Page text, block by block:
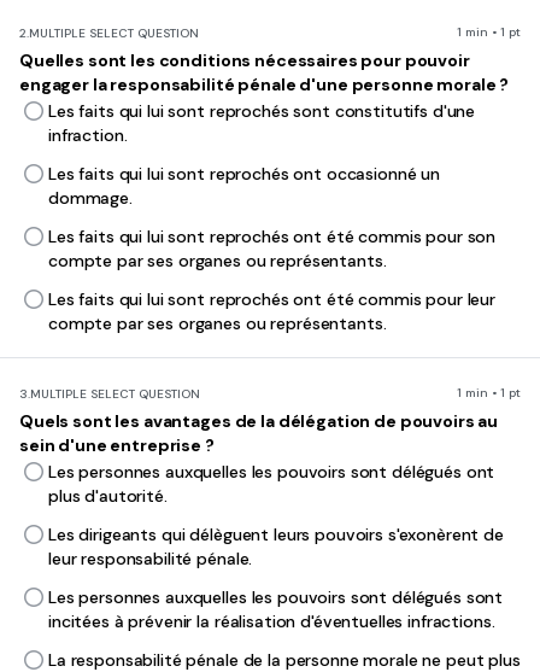
2.MULTIPLE SELECT QUESTION 1 min • 1 pt
Quelles sont les conditions nécessaires pour pouvoir
engager la responsabilité pénale d'une personne morale ?
Les faits qui lui sont reprochés sont constitutifs d'une
infraction.
Les faits qui lui sont reprochés ont occasionné un
dommage.
Les faits qui lui sont reprochés ont été commis pour son
compte par ses organes ou représentants.
Les faits qui lui sont reprochés ont été commis pour leur
compte par ses organes ou représentants.
3.MULTIPLE SELECT QUESTION 1 min • 1 pt
Quels sont les avantages de la délégation de pouvoirs au
sein d'une entreprise ?
Les personnes auxquelles les pouvoirs sont délégués ont
plus d'autorité.
Les dirigeants qui délèguent leurs pouvoirs s'exonèrent de
leur responsabilité pénale.
Les personnes auxquelles les pouvoirs sont délégués sont
incitées à prévenir la réalisation d'éventuelles infractions.
La responsabilité pénale de la personne morale ne peut plus